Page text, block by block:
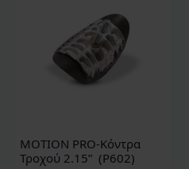
MOTION PRO-Κόντρα
Τροχού 2.15” (P602)